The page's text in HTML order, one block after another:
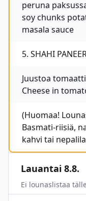
peruna
soy chunks
masala sauce
5. SHAHI
Juustoa
Cheese in
(Huomaa!
Basmati-riisiä,
kahvi tai
Lauantai 8.8.
Ei lounaslistaa